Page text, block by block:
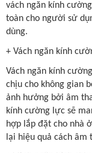
vách ngăn kính
toàn cho người sử
dùng.
+ Vách ngăn kính
Vách ngăn kính
chịu cho không gian
ảnh hưởng bởi âm
kính cường lực sẽ
hợp lắp đặt cho nhà
lại hiệu quả cách âm